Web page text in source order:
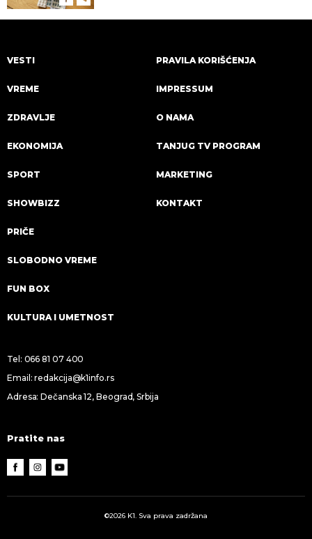
VESTI
VREME
ZDRAVLJE
EKONOMIJA
SPORT
SHOWBIZZ
PRIČE
SLOBODNO VREME
FUN BOX
KULTURA I UMETNOST
PRAVILA KORIŠĆENJA
IMPRESSUM
O NAMA
TANJUG TV PROGRAM
MARKETING
KONTAKT
Tel: 066 81 07 400
Email:redakcija@k1info.rs
Adresa: Dečanska 12, Beograd, Srbija
Pratite nas
©2026 K1. Sva prava zadržana